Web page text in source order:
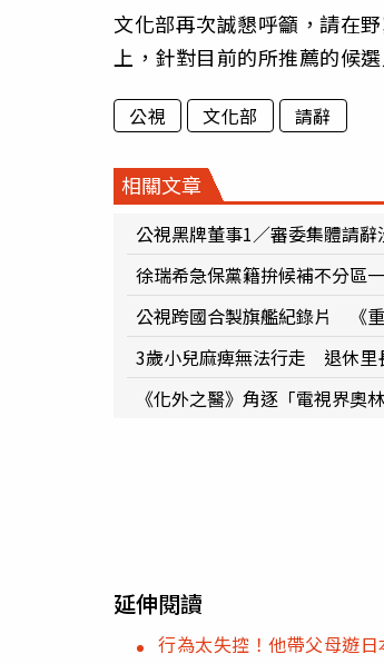
文化部再次誠懇呼籲，請在
上，針對目前的所推薦的候
公視 文化部 請辭
相關文章
公視黑牌董事1／審委集體請
徐瑞希急保黨籍拚候補不分區
公視跨國合製旗艦紀錄片 《
3歲小兒麻痺無法行走 退休里
《化外之醫》角逐「電視界
延伸閱讀
行為太失控！他帶父母遊